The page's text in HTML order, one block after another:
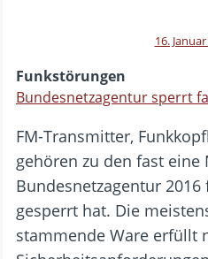
16.
Funkstörungen
Bundesnetzagentur sperrt
FM-Transmitter,
gehören zu den fast
Bundesnetzagentur
gesperrt hat. Die
stammende Ware erfüllt